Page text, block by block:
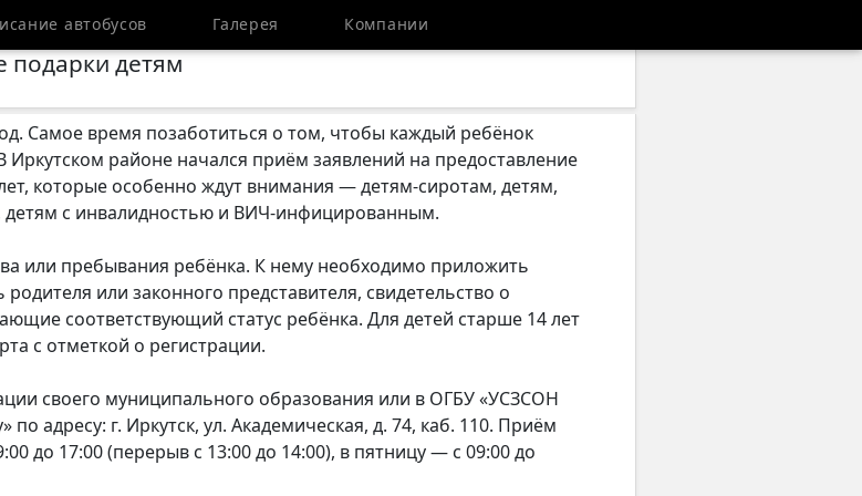
автобусов Галерея Компании
подарки детям
Самое время позаботиться о том, чтобы каждый ребёнок
районе начался приём заявлений на предоставление
которые особенно ждут внимания — детям-сиротам, детям,
детям с инвалидностью и ВИЧ-инфицированным.
или пребывания ребёнка. К нему необходимо приложить
или законного представителя, свидетельство о
соответствующий статус ребёнка. Для детей старше 14 лет
с отметкой о регистрации.
своего муниципального образования или в ОГБУ «УСЗСОН
адресу: г. Иркутск, ул. Академическая, д. 74, каб. 110. Приём
до 17:00 (перерыв с 13:00 до 14:00), в пятницу — с 09:00 до